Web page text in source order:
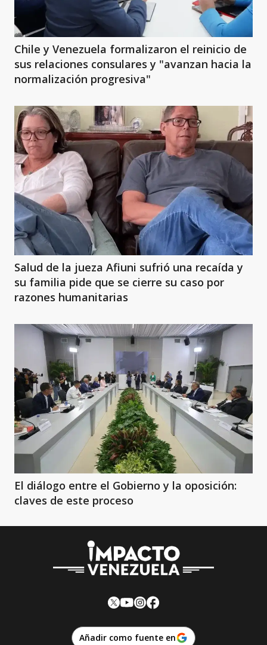
Chile y Venezuela formalizaron el reinicio de
sus relaciones consulares y "avanzan hacia la
normalización progresiva"
Salud de la jueza Afiuni sufrió una recaída y
su familia pide que se cierre su caso por
razones humanitarias
El diálogo entre el Gobierno y la oposición:
claves de este proceso
Añadir como fuente en